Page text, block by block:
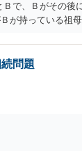
で、Ｂがその後
が持っている祖
Ｂの配偶者であ
問題